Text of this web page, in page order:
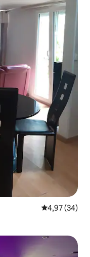
Priemerné
4,97 (34)